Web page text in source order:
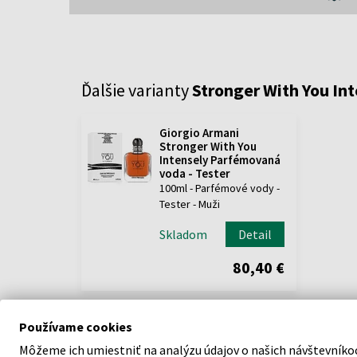
Ďalšie variantyStronger With You
Giorgio Armani
Stronger With You
Intensely Parfémovaná
voda - Tester
100ml - Parfémové vody -
Tester - Muži
Skladom Detail
80,40 €
Používame cookies
Môžeme ich umiestniť na analýzu údajov o našich